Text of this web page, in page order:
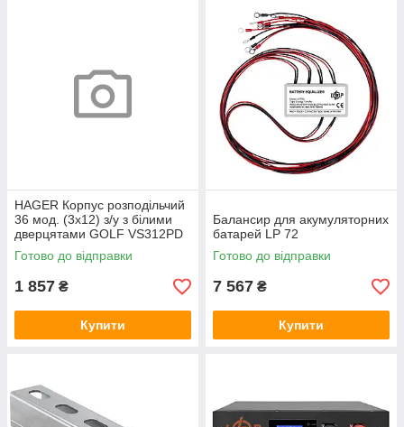
HAGER Корпус розподільчий
36 мод. (3х12) з/у з білими
дверцятами GOLF VS312PD
Готово до відправки
1 857 ₴
Купити
Балансир для акумуляторних
батарей LP 72
Готово до відправки
7 567 ₴
Купити